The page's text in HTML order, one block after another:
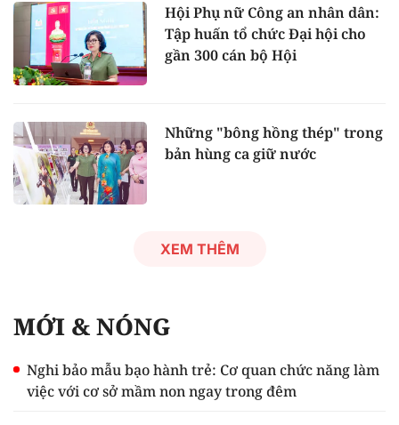
Hội Phụ nữ Công an nhân dân:
Tập huấn tổ chức Đại hội cho
gần 300 cán bộ Hội
Những "bông hồng thép" trong
bản hùng ca giữ nước
XEM THÊM
MỚI & NÓNG
Nghi bảo mẫu bạo hành trẻ: Cơ quan chức năng làm
việc với cơ sở mầm non ngay trong đêm